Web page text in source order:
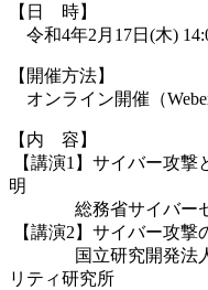
【日 時】
令和4年2月17日(木)
【開催方法】
オンライン開催（
【内 容】
【講演1】サイバー攻撃
明
総務省サイバーセ
【講演2】サイバー攻撃
国立研究開発法人情
リティ研究所